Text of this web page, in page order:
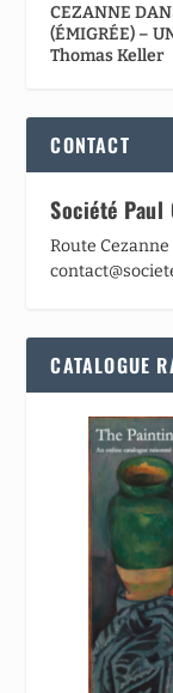
CEZANNE
(ÉMIGRÉE) –
Thomas Keller
CONTACT
Société Paul
Route
CATALOGUE